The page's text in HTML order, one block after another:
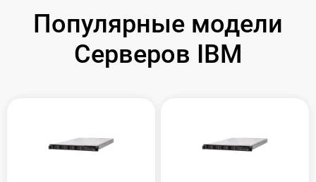
Популярные модели
Серверов IBM